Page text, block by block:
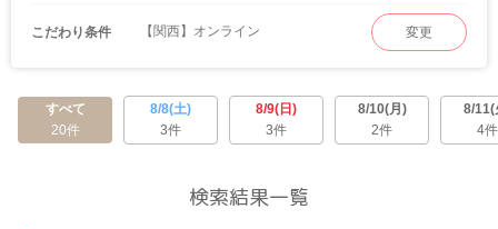
こだわり条件 【関西】オンライン 変更
すべて
20件
8/8(土)
3件
8/9(日)
3件
8/10(月)
2件
8/11(
4件
検索結果一覧